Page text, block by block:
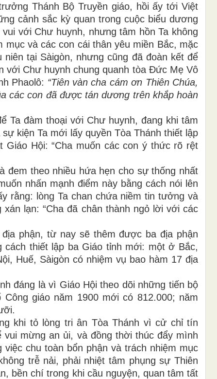
Thánh Bộ Truyền giáo, hồi ấy tới Việt
cảnh sắc kỳ quan trong cuộc biểu dương
với Chư huynh, nhưng tâm hồn Ta không
và các con cái thân yêu miền Bắc, mặc
tại Sàigòn, nhưng cũng đã đoàn kết để
với Chư huynh chung quanh tòa Đức Mẹ Vô
Phaolô: “Tiên vàn cha cám ơn Thiên Chúa,
các con đã được tán dương trên khắp hoàn
Ta đàm thoại với Chư huynh, đang khi tâm
kiện Ta mới lấy quyền Tòa Thánh thiết lập
Hội: “Cha muốn các con ý thức rõ rệt
đem theo nhiều hứa hẹn cho sự thống nhất
nhấn mạnh điểm này bằng cách nói lên
rằng: lòng Ta chan chứa niềm tin tưởng và
lạn: “Cha đã chân thành ngỏ lời với các
phận, từ nay sẽ thêm được ba địa phận
thiết lập ba Giáo tỉnh mới: một ở Bắc,
Huế, Sàigòn có nhiệm vụ bao hàm 17 địa
đáng là vì Giáo Hội theo dõi những tiến bộ
giáo năm 1900 mới có 812.000; năm
khi tỏ lòng tri ân Tòa Thánh vì cử chỉ tín
mừng an ủi, và đồng thời thúc đẩy mình
chu toàn bổn phận và trách nhiệm mục
trễ nải, phải nhiệt tâm phụng sự Thiên
bền chí trong khi cầu nguyện, quan tâm tất